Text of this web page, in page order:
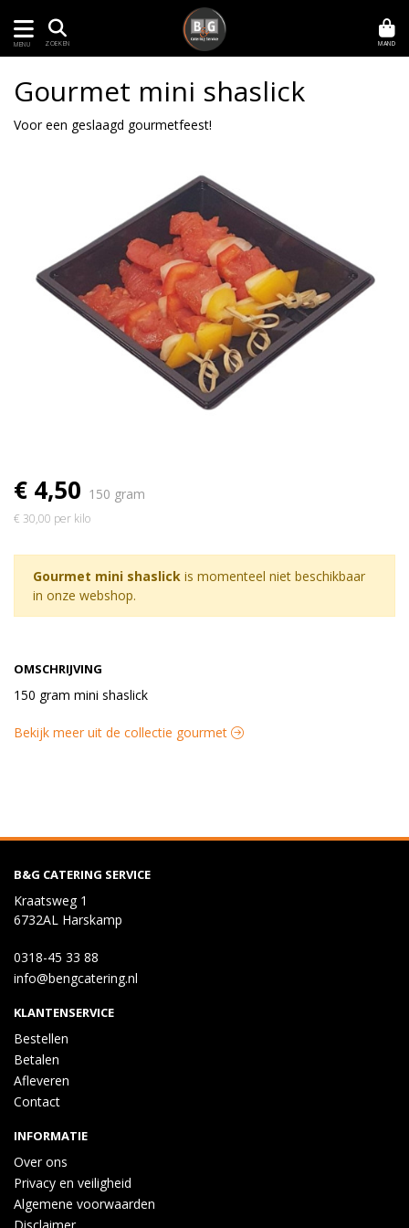
MENU ZOEKEN MAND
OMSCHRIJVING
150 gram mini shaslick
Gourmet mini shaslick
Voor een geslaagd gourmetfeest!
€ 4,50 150 gram
€ 30,00 per kilo
Gourmet mini shaslick is momenteel niet beschikbaar
in onze webshop.
Bekijk meer uit de collectie gourmet
B&G CATERING SERVICE
Kraatsweg 1
6732AL Harskamp
0318-45 33 88
info@bengcatering.nl
KLANTENSERVICE
Bestellen
Betalen
Afleveren
Contact
INFORMATIE
Over ons
Privacy en veiligheid
Algemene voorwaarden